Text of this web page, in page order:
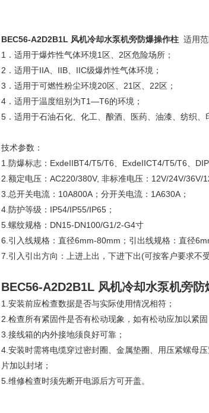
BEC56-A2D2B1L 风机冷却水泵机旁防爆操作柱 适用范
1．适用于爆炸性气体环境1区、2区危险场所；
2．适用于IIA、IIB、IIC级爆炸性气体环境；
3．适用于可燃性粉尘环境20区、21区、22区；
4．适用于温度组别为T1—T6的环境；
5．适用于石油石化、化工、酿酒、医药、油漆、纺织、
技术参数：
1.防爆标志：ExdeIIBT4/T5/T6、ExdeIICT4/T5/T6、
2.额定电压：AC220/380V, 非标准电压：12V/24V/36V/
3.总开关电流：10A800A；分开关电流：1A630A；
4.防护等级：IP54/IP55/IP65；
5.螺纹规格：DN15-DN100/G1/2-G4寸
6.引入线规格：直径6mm-80mm；引出线规格：直径
7.引入引出方向：上进上出，下进下出(可按客户要求不
BEC56-A2D2B1L 风机冷却水泵机旁防
1.安装前应检查数据是否与实际使用情况相符；
2.检查所有紧固件是否有松动现象，如有松动应加以紧固
3.接线箱的内外接地须良好可靠；
4.安装时需将电缆穿过密封圈、金属垫圈、用压紧螺母
片加以封堵；
5.维修检查时须先断开电源后方可开盖。